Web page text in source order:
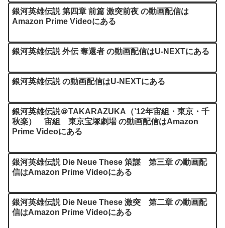
銀河英雄伝説 第四章 前篇 激突前夜 の動画配信は
Amazon Prime Videoにある
銀河英雄伝説 外伝 奪還者 の動画配信はU-NEXTにある
銀河英雄伝説 の動画配信はU-NEXTにある
銀河英雄伝説＠TAKARAZUKA（’12年宙組・東京・千
秋楽） 宙組 東京宝塚劇場 の動画配信はAmazon
Prime Videoにある
銀河英雄伝説 Die Neue These 策謀 第三章 の動画配
信はAmazon Prime Videoにある
銀河英雄伝説 Die Neue These 激突 第二章 の動画配
信はAmazon Prime Videoにある